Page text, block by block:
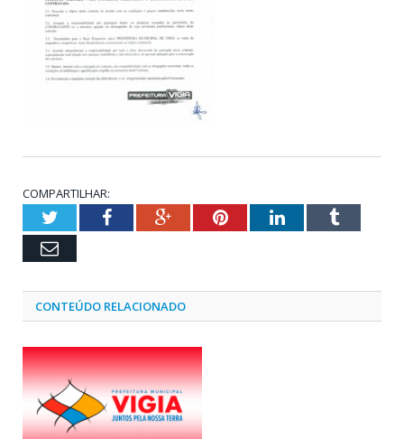
COMPARTILHAR:
TwitterFacebookGoogle+PinterestLinkedInTumblr
Email
CONTEÚDO RELACIONADO